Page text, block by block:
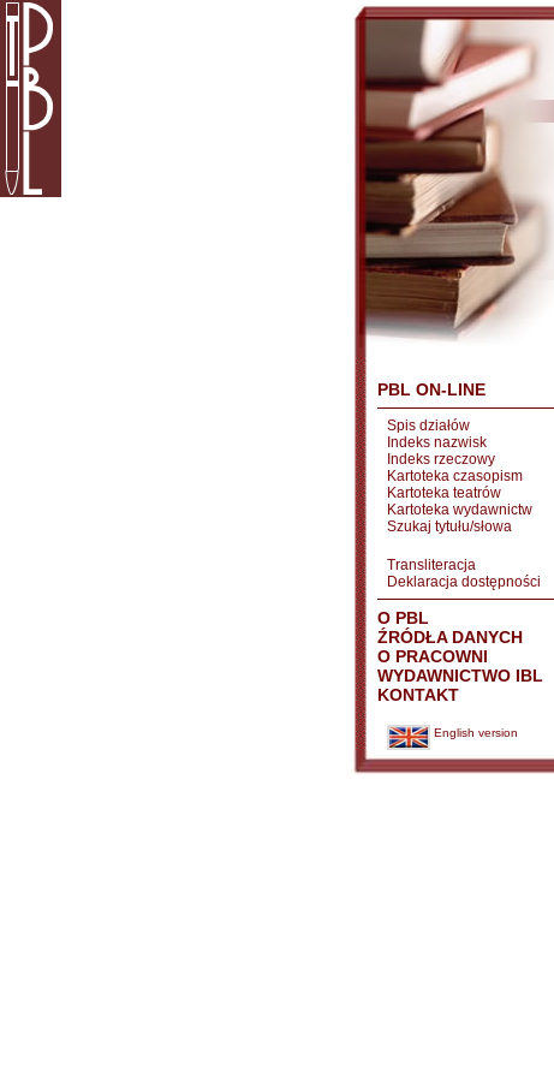
PBL ON-LINE
Spis działów
Indeks nazwisk
Indeks rzeczowy
Kartoteka czasopism
Kartoteka teatrów
Kartoteka wydawnictw
Szukaj tytułu/słowa
Transliteracja
Deklaracja dostępności
O PBL
ŹRÓDŁA DANYCH
O PRACOWNI
WYDAWNICTWO IBL
KONTAKT
English version